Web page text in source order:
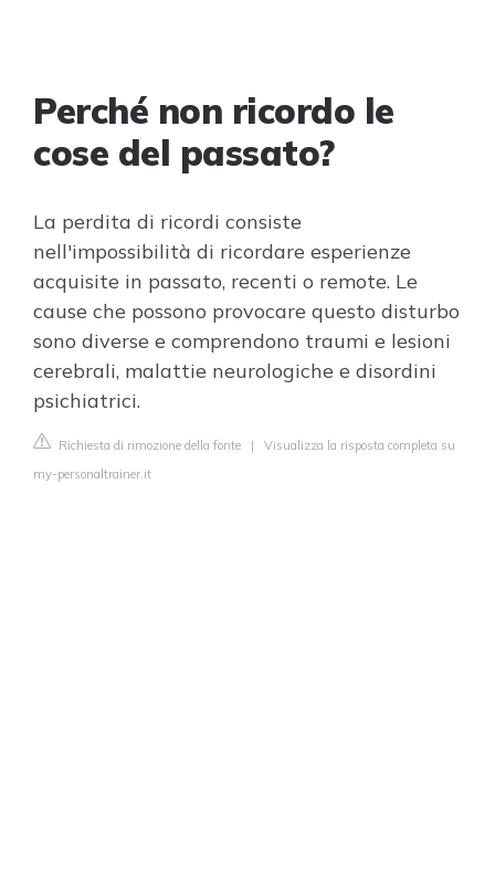
Perché non ricordo le
cose del passato?
La perdita di ricordi consiste
nell'impossibilità di ricordare esperienze
acquisite in passato, recenti o remote. Le
cause che possono provocare questo disturbo
sono diverse e comprendono traumi e lesioni
cerebrali, malattie neurologiche e disordini
psichiatrici.
Richiesta di rimozione della fonte | Visualizza la risposta completa su
my-personaltrainer.it